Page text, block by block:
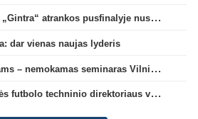
Persvaros neišsaugojusi „Gintra“ atrankos pusfinalyje nusileido Škotijos čempionėms
dar vienas naujas lyderis
Pradedantiesiems teisėjams – nemokamas seminaras Vilniuje šį penktadienį
K. Rudžionis tęs LFF salės futbolo techninio direktoriaus veiklą